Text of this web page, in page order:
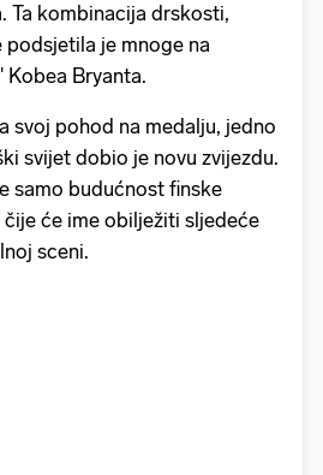
Ta kombinacija drskosti,
je mnoge na
Bryanta.
svoj pohod na medalju, jedno
svijet dobio je novu zvijezdu.
samo budućnost finske
će ime obilježiti sljedeće
sceni.